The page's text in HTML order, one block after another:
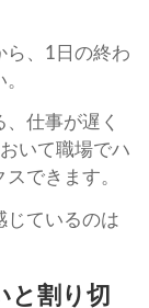
ら、1日の終わ
仕事が遅く
いて職場でハ
できます。
じているのは
と割り切